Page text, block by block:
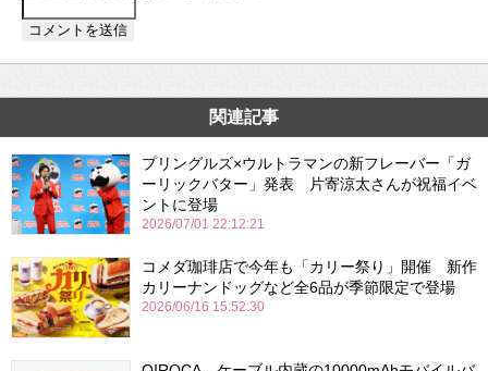
関連記事
プリングルズ×ウルトラマンの新フレーバー「ガ
ーリックバター」発表 片寄涼太さんが祝福イベ
ントに登場
2026/07/01 22:12:21
コメダ珈琲店で今年も「カリー祭り」開催 新作
カリーナンドッグなど全6品が季節限定で登場
2026/06/16 15:52:30